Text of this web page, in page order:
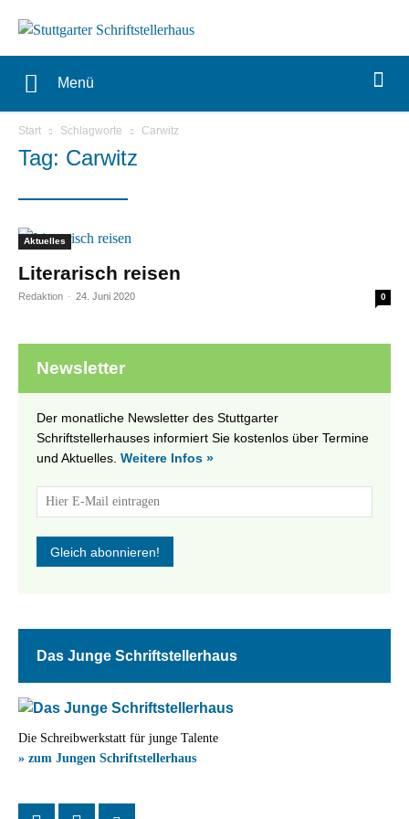
Menü
Start Schlagworte Carwitz
Tag: Carwitz
Aktuelles
Literarisch reisen
Redaktion - 24. Juni 2020 0
Newsletter
Der monatliche Newsletter des Stuttgarter
Schriftstellerhauses informiert Sie kostenlos über Termine
und Aktuelles. Weitere Infos »
Das Junge Schriftstellerhaus
Die Schreibwerkstatt für junge Talente
» zum Jungen Schriftstellerhaus